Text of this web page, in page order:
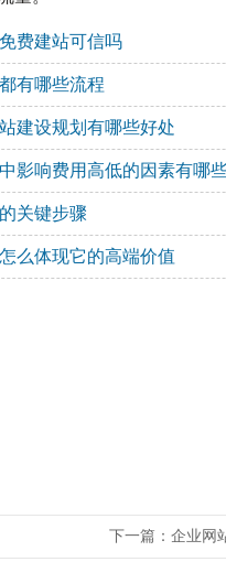
费建站可信吗
有哪些流程
建设规划有哪些好处
影响费用高低的因素有哪
关键步骤
么体现它的高端价值
下一篇： 企业网